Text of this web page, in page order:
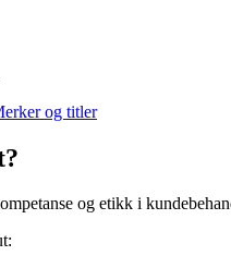
og titler
og etikk i